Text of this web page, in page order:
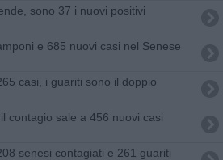
sono 37 i nuovi positivi
e 685 nuovi casi nel Senese
casi, i guariti sono il doppio
contagio sale a 456 nuovi casi
senesi contagiati e 261 guariti